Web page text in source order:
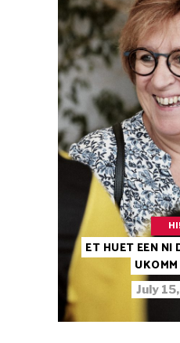
HI!
ET HUET EEN NI
July